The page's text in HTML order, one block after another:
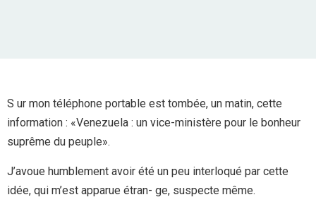
S ur mon téléphone portable est tombée, un matin, cette
information : «Venezuela : un vice-ministère pour le bonheur
suprême du peuple».
J’avoue humblement avoir été un peu interloqué par cette
idée, qui m’est apparue étran- ge, suspecte même.